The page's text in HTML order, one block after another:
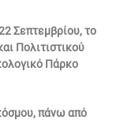
Σεπτεμβρίου, το
Πολιτιστικού
Πάρκο
πάνω από